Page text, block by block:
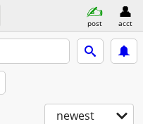
post acct
newest